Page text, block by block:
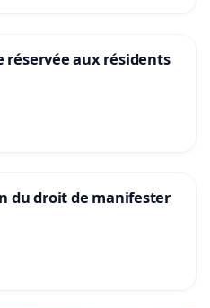
réservée aux résidents
du droit de manifester